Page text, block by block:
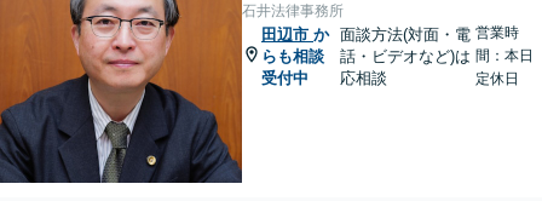
石井法律事務所
田辺市 か
らも相談
受付中
面談方法(対面・電
話・ビデオなど)は
応相談
営業時
間：本日
定休日